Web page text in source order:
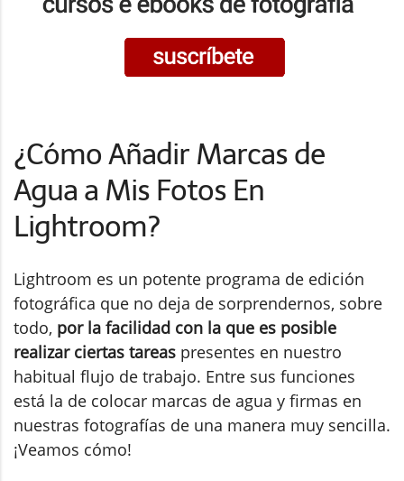
¿Cómo Añadir Marcas de
Agua a Mis Fotos En
Lightroom?
Lightroom es un potente programa de edición
fotográfica que no deja de sorprendernos, sobre
todo, por la facilidad con la que es posible
realizar ciertas tareas presentes en nuestro
habitual flujo de trabajo. Entre sus funciones
está la de colocar marcas de agua y firmas en
nuestras fotografías de una manera muy sencilla.
¡Veamos cómo!